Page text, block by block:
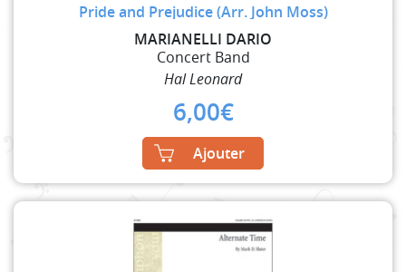
Pride and Prejudice (Arr. John Moss)
MARIANELLI DARIO
Concert Band
Hal Leonard
6,00€
Ajouter